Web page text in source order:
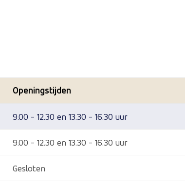
Openingstijden
9.00 - 12.30 en 13.30 - 16.30 uur
9.00 - 12.30 en 13.30 - 16.30 uur
Gesloten